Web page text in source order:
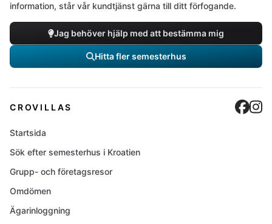
information, står vår kundtjänst gärna till ditt förfogande.
Jag behöver hjälp med att bestämma mig
Hitta fler semesterhus
CROVILLAS
Startsida
Sök efter semesterhus i Kroatien
Grupp- och företagsresor
Omdömen
Ägarinloggning